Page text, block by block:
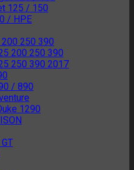
125 / 150
/ HPE
200 250 390
200 250 390
250 390 2017
/ 890
1290